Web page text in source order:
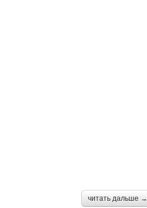
читать дальше →